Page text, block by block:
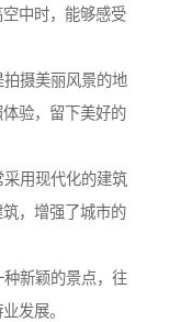
中时，能够感受
摄美丽风景的地
验，留下美好的
用现代化的建筑
，增强了城市的
新颖的景点，往
发展。